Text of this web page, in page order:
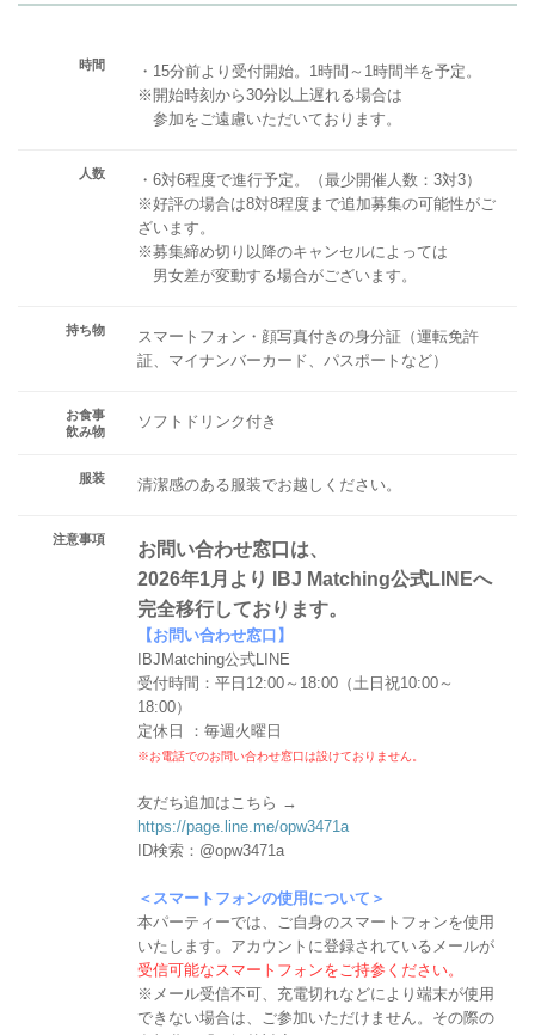
時間
・15分前より受付開始。1時間～1時間半を予定。
※開始時刻から30分以上遅れる場合は
参加をご遠慮いただいております。
人数
・6対6程度で進行予定。（最少開催人数：3対3）
※好評の場合は8対8程度まで追加募集の可能性がご
ざいます。
※募集締め切り以降のキャンセルによっては
男女差が変動する場合がございます。
持ち物
スマートフォン・顔写真付きの身分証（運転免許
証、マイナンバーカード、パスポートなど）
お食事
飲み物
ソフトドリンク付き
服装 清潔感のある服装でお越しください。
注意事項
お問い合わせ窓口は、
2026年1月より IBJ Matching公式LINEへ
完全移行しております。
【お問い合わせ窓口】
IBJMatching公式LINE
受付時間：平日12:00～18:00（土日祝10:00～
18:00）
定休日 ：毎週火曜日
※お電話でのお問い合わせ窓口は設けておりません。
友だち追加はこちら →
https://page.line.me/opw3471a
ID検索：@opw3471a
＜スマートフォンの使用について＞
本パーティーでは、ご自身のスマートフォンを使用
いたします。アカウントに登録されているメールが
受信可能なスマートフォンをご持参ください。
※メール受信不可、充電切れなどにより端末が使用
できない場合は、ご参加いただけません。その際の